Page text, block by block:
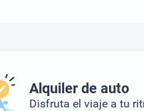
Alquiler de auto
Disfruta el viaje a tu